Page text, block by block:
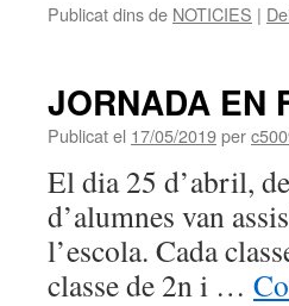
Publicat dins de NOTICIES |
JORNADA EN
Publicat el 17/05/2019per
El dia 25 d’abril,
d’alumnes van
l’escola. Cada
classe de 2n i …